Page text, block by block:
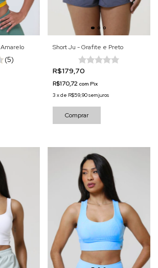
(5)
Short Ju - Grafite e Preto
R$179,70
R$170,72 com Pix
3 xde R$59,90sem juros
Comprar